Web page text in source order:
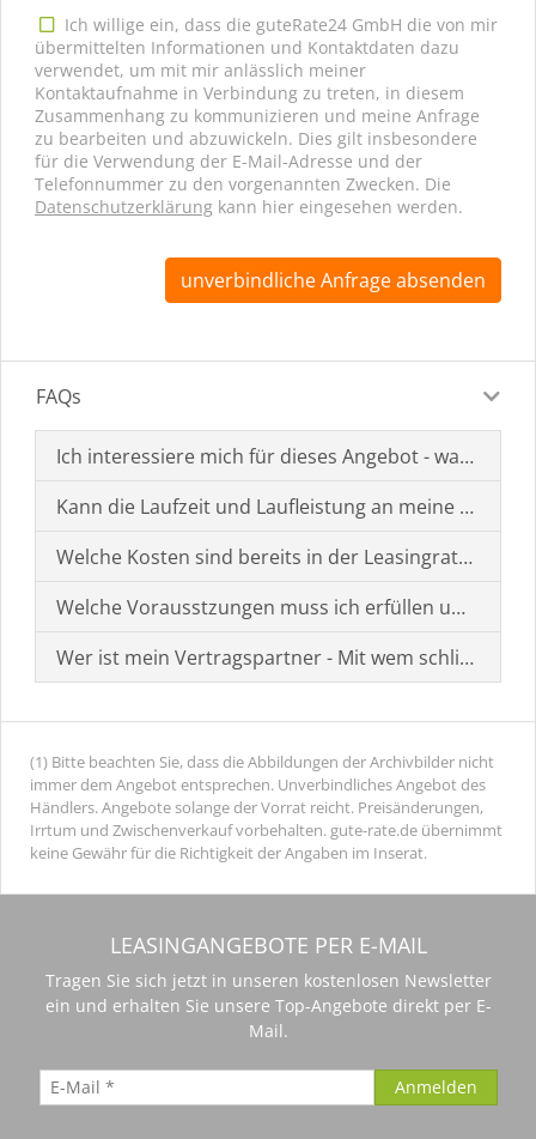
Ich willige ein, dass die guteRate24 GmbH die von mir
übermittelten Informationen und Kontaktdaten dazu
verwendet, um mit mir anlässlich meiner
Kontaktaufnahme in Verbindung zu treten, in diesem
Zusammenhang zu kommunizieren und meine Anfrage
zu bearbeiten und abzuwickeln. Dies gilt insbesondere
für die Verwendung der E-Mail-Adresse und der
Telefonnummer zu den vorgenannten Zwecken. Die
Datenschutzerklärung kann hier eingesehen werden.
unverbindliche Anfrage absenden
FAQs
Ich interessiere mich für dieses Angebot - was muss
Kann die Laufzeit und Laufleistung an meine
Welche Kosten sind bereits in der Leasingrate
Welche Vorausstzungen muss ich erfüllen um einen
Wer ist mein Vertragspartner - Mit wem schließe ich
(1) Bitte beachten Sie, dass die Abbildungen der Archivbilder nicht
immer dem Angebot entsprechen. Unverbindliches Angebot des
Händlers. Angebote solange der Vorrat reicht. Preisänderungen,
Irrtum und Zwischenverkauf vorbehalten. gute-rate.de übernimmt
keine Gewähr für die Richtigkeit der Angaben im Inserat.
LEASINGANGEBOTE PER E-MAIL
Tragen Sie sich jetzt in unseren kostenlosen Newsletter
ein und erhalten Sie unsere Top-Angebote direkt per E-
Mail.